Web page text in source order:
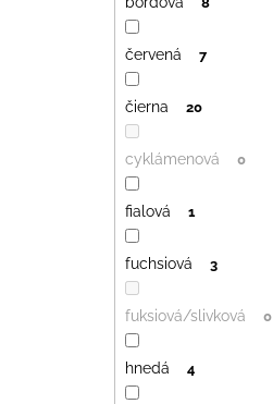
červená 7
čierna 20
cyklámenová 0
fialová 1
fuchsiová 3
fuksiová/slivková 0
hnedá 4